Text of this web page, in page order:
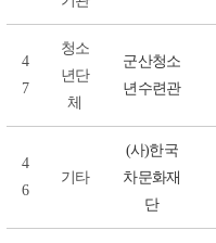
4
7
청소
년단
체
군산청소
년수련관
4
6
기타
(사)한국
차문화재
단